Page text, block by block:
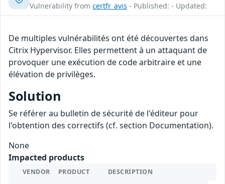
Vulnerability from certfr_avis - Published: - Updated:
De multiples vulnérabilités ont été découvertes dans
Citrix Hypervisor. Elles permettent à un attaquant de
provoquer une exécution de code arbitraire et une
élévation de privilèges.
Solution
Se référer au bulletin de sécurité de l'éditeur pour
l'obtention des correctifs (cf. section Documentation).
None
Impacted products
VENDOR PRODUCT DESCRIPTION